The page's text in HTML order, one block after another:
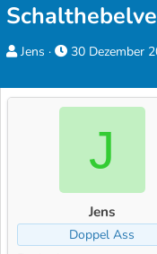
E
s
Jens
E
s
t
t
m
30 Dezember
J
Jens
Doppel Ass